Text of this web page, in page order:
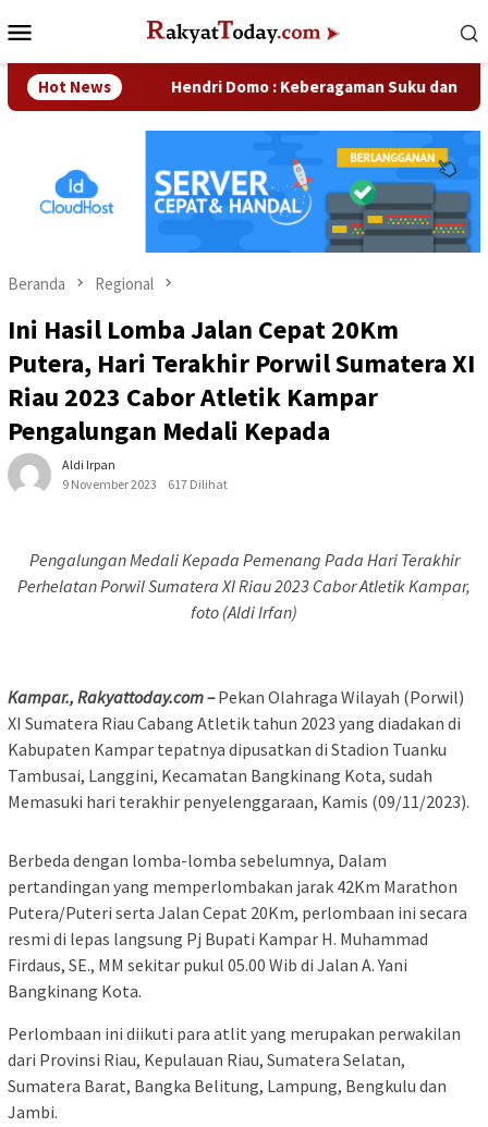
ke
Mobile
Hot News Hendri Domo : Keberagaman Suku dan Budaya di
Beranda Regional
Ini Hasil Lomba Jalan Cepat 20Km
Putera, Hari Terakhir Porwil Sumatera XI
Riau 2023 Cabor Atletik Kampar
Pengalungan Medali Kepada
Aldi Irpan
9 November 2023
617 Dilihat
Pengalungan Medali Kepada Pemenang Pada Hari Terakhir
Perhelatan Porwil Sumatera XI Riau 2023 Cabor Atletik Kampar,
foto (Aldi Irfan)
Kampar., Rakyattoday.com – Pekan Olahraga Wilayah (Porwil)
XI Sumatera Riau Cabang Atletik tahun 2023 yang diadakan di
Kabupaten Kampar tepatnya dipusatkan di Stadion Tuanku
Tambusai, Langgini, Kecamatan Bangkinang Kota, sudah
Memasuki hari terakhir penyelenggaraan, Kamis (09/11/2023).
Berbeda dengan lomba-lomba sebelumnya, Dalam
pertandingan yang memperlombakan jarak 42Km Marathon
Putera/Puteri serta Jalan Cepat 20Km, perlombaan ini secara
resmi di lepas langsung Pj Bupati Kampar H. Muhammad
Firdaus, SE., MM sekitar pukul 05.00 Wib di Jalan A. Yani
Bangkinang Kota.
Perlombaan ini diikuti para atlit yang merupakan perwakilan
dari Provinsi Riau, Kepulauan Riau, Sumatera Selatan,
Sumatera Barat, Bangka Belitung, Lampung, Bengkulu dan
Jambi.